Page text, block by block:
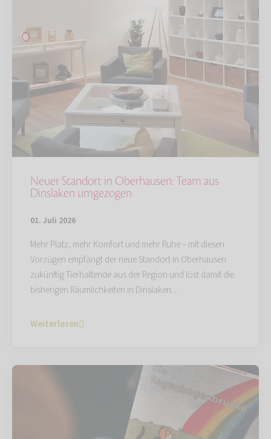
Neuer Standort in Oberhausen: Team aus
Dinslaken umgezogen
01. Juli 2026
Mehr Platz, mehr Komfort und mehr Ruhe – mit diesen
Vorzügen empfängt der neue Standort in Oberhausen
zukünftig Tierhaltende aus der Region und löst damit die
bisherigen Räumlichkeiten in Dinslaken…
Weiterlesen